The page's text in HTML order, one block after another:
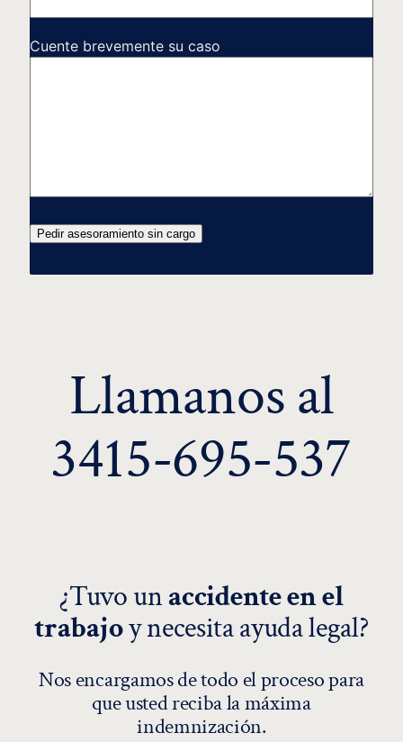
Cuente brevemente su caso
Pedir asesoramiento sin cargo
Llamanos al
3415-695-537
¿Tuvo unaccidente en el
trabajoy necesita ayuda legal?
Nos encargamos de todo el proceso para
que usted reciba la máxima
indemnización.